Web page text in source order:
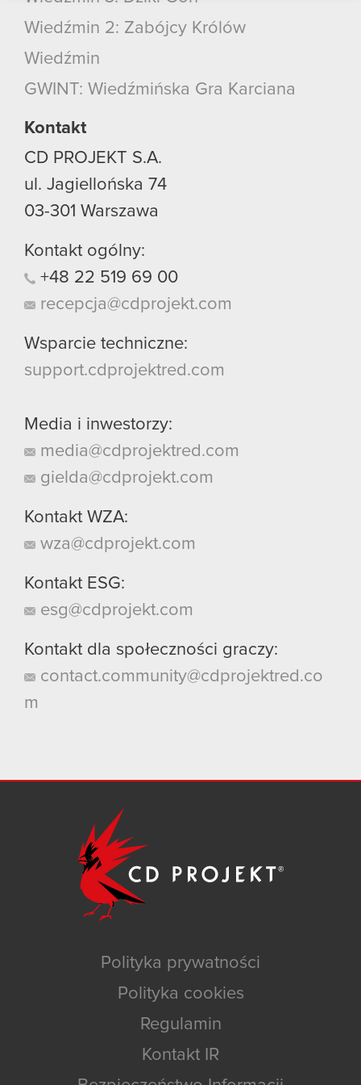
korzystanie z naszej witryny, zgadasz się na
używanie plików cookie.
Wiedźmin 2: Zabójcy Królów
Wiedźmin
GWINT: Wiedźmińska Gra Karciana
Kontakt
CD PROJEKT S.A.
ul. Jagiellońska 74
03-301 Warszawa
Kontakt ogólny:
+48 22 519 69 00
recepcja@cdprojekt.com
Wsparcie techniczne:
support.cdprojektred.com
Media i inwestorzy:
media@cdprojektred.com
gielda@cdprojekt.com
Kontakt WZA:
wza@cdprojekt.com
Kontakt ESG:
esg@cdprojekt.com
Kontakt dla społeczności graczy:
contact.community@cdprojektred.co
m
Polityka prywatności
Polityka cookies
Regulamin
Kontakt IR